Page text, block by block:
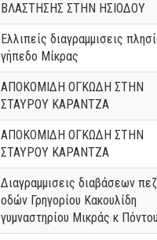
ΒΛΑΣΤΗΣΗΣ ΣΤΗΝ ΗΣΙΟΔΟΥ
Ελλιπείς διαγραμμισεις
γήπεδο Μίκρας
ΑΠΟΚΟΜΙΔΗ ΟΓΚΩΔΗ ΣΤΗΝ
ΣΤΑΥΡΟΥ ΚΑΡΑΝΤΖΑ
ΑΠΟΚΟΜΙΔΗ ΟΓΚΩΔΗ ΣΤΗΝ
ΣΤΑΥΡΟΥ ΚΑΡΑΝΤΖΑ
Διαγραμμισεις διαβάσεων
οδών Γρηγορίου Κακουλίδη
γυμναστηρίου Μικράς κ Πόντου